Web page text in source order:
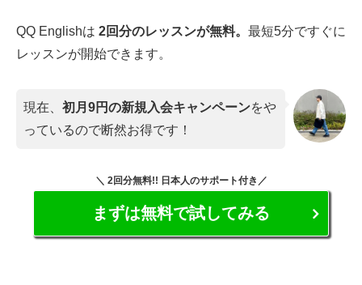
QQ Englishは 2回分のレッスンが無料。 最短5分ですぐに
レッスンが開始できます。
現在、 初月9円の新規入会キャンペーンをや
っているので断然お得です！
＼ 2回分無料!! 日本人のサポート付き／
まずは無料で試してみる